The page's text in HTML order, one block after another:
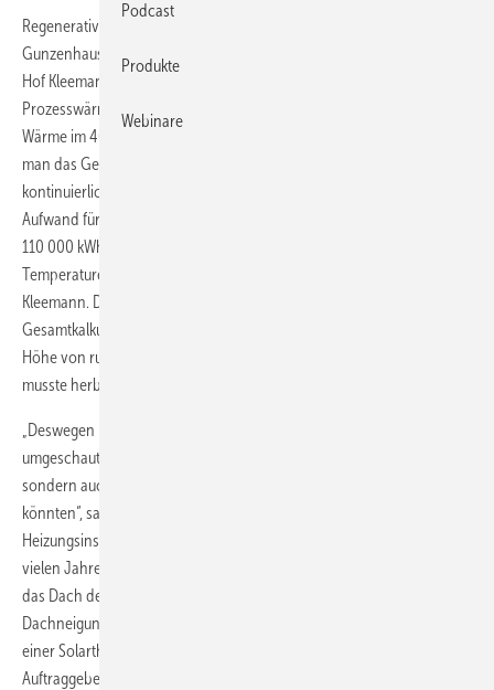
Regenerative Energien statt Strom für die Stallheizung: In
Gunzenhausen (bei Nürnberg) wurde die Energieerzeugung auf dem
Hof Kleemann umgestellt. Eine Kombination aus solarer
Prozesswärme, Hackgutkessel und Pufferspeicher sorgt jetzt für
Wärme im 400 m
2
man das Gebäude über Heizmatten mit Strom. Da die Schweinezucht
kontinuierlich hohe Temperaturen benötigt, war der finanzielle
Aufwand für die Stallheizung zuletzt enorm. „Im Jahr 2013 hat sie über
110 000 kWh/m²a benötigt, um die Ferkel bei angenehmen
Temperaturen aufwachsen zu lassen“, sagt Landwirt Wilhelm
Kleemann. Das summierte sich zu einem beachtlichen Posten in der
Gesamtkalkulation. Insgesamt fielen für die Heizung jährlich Kosten in
Höhe von rund 24 000 Euro für Strom an. Zu viel, eine Alternative
musste herbei.
„Deswegen haben wir uns schon 2013 nach Möglichkeiten
umgeschaut, wie wir nicht nur die Kosten für die Stallheizung senken,
sondern auch die ganzen Abläufe umweltfreundlicher gestalten
könnten“, sagt der Landwirt. Erster Ansprechpartner war sein
Heizungsinstallateur, Christian Schuster aus Regenstauf. Er betreut seit
vielen Jahren die Öl-Heizung im Wohnhaus der Familie Kleemann. Da
das Dach des Stalls eine Südausrichtung hat und mit einer
Dachneigung von 45 Grad „geradezu ideal“ ist für die Installation
einer Solarthermieanlage, wurde diese Lösung zum Favorit von
Auftraggeber und SHK-Fachunternehmer. Gründe für diese Lösung
Podcast
Produkte
Webinare